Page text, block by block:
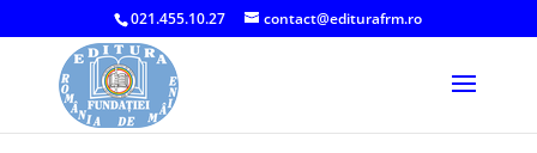
021.455.10.27 contact@editurafrm.ro